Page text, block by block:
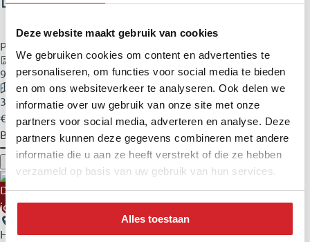
Deze website maakt gebruik van cookies
We gebruiken cookies om content en advertenties te
personaliseren, om functies voor social media te bieden
en om ons websiteverkeer te analyseren. Ook delen we
informatie over uw gebruik van onze site met onze
partners voor social media, adverteren en analyse. Deze
partners kunnen deze gegevens combineren met andere
informatie die u aan ze heeft verstrekt of die ze hebben
verzameld op basis van uw gebruik van hun services.
Alles toestaan
Portiekflat
90 m²
3 kamers
€ 687.000,- k.k.
Bekijk
Duurzaam
Hoofddorp